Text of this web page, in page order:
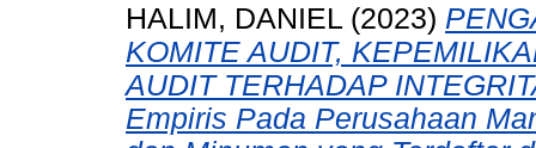
HALIM, DANIEL (2023)
KOMITE AUDIT,
AUDIT TERHADAP
Empiris Pada Perusahaan